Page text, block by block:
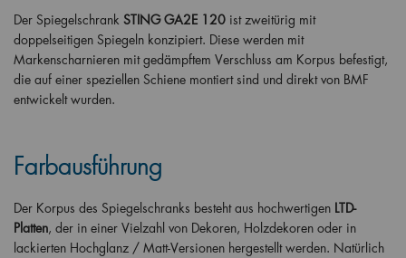
Der Spiegelschrank STINGGA2E 120 ist zweitürig mit
doppelseitigen Spiegeln konzipiert. Diese werden mit
Markenscharnieren mit gedämpftem Verschluss am Korpus befestigt,
die auf einer speziellen Schiene montiert sind und direkt von BMF
entwickelt wurden.
Farbausführung
Der Korpus des Spiegelschranks besteht aus hochwertigen LTD-
Platten, der in einer Vielzahl von Dekoren, Holzdekoren oder in
lackierten Hochglanz / Matt-Versionen hergestellt werden. Natürlich